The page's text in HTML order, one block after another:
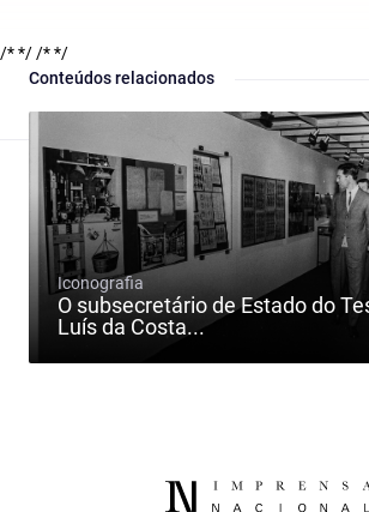
/* *//* */
Conteúdos relacionados
Iconografia
O subsecretário de Estado do
Luís da Costa...